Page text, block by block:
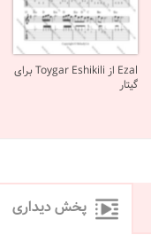
Ezal از Toygar Eshikili برای
گیتار
پخش دیداری